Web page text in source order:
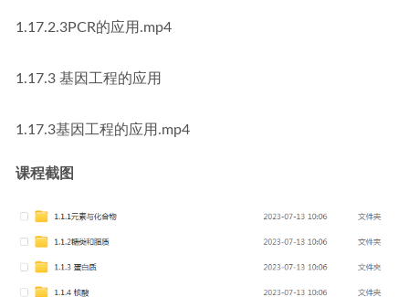
1.17.2.3PCR的应用.mp4
1.17.3 基因工程的应用
1.17.3基因工程的应用.mp4
课程截图